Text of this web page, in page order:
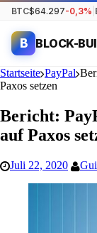
BTC$64.297-0,3%
B BLOCK-
Startseite PayPal
Paxos setzen
Bericht:
auf Paxos
Juli 22, 2020